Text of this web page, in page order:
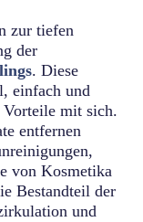
zur tiefen
der
. Diese
einfach und
Vorteile mit sich.
entfernen
von Kosmetika
Bestandteil der
und